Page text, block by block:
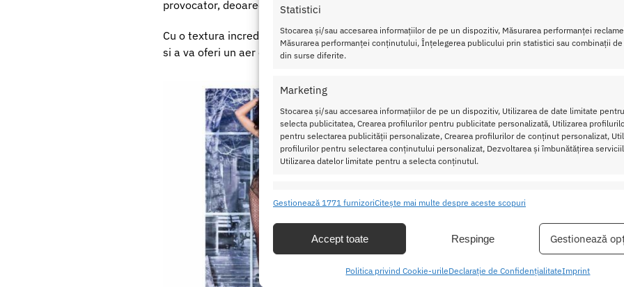
Statistici
Stocarea și/sau accesarea informațiilor de pe un dispozitiv, Măsurarea performanței
Măsurarea performanței conținutului, Înțelegerea publicului prin statistici sau combinații de
din surse diferite.
Marketing
Stocarea și/sau accesarea informațiilor de pe un dispozitiv, Utilizarea de date limitate
selecta publicitatea, Crearea profilurilor pentru publicitate personalizată, Utilizarea
pentru selectarea publicității personalizate, Crearea profilurilor de conținut personalizat,
profilurilor pentru selectarea conținutului personalizat, Dezvoltarea și îmbunătățirea
Utilizarea datelor limitate pentru a selecta conținutul.
dispozitive, Identificarea dispozitivelor pe baza informațiilor transmise automat.
baza informațiilor solicitate în mod activ.
Gestionează 1771 furnizoriCitește mai multe despre aceste scopuri
Accept toate Respinge Gestionează
Politica privind Cookie-urileDeclarație de ConfidențialitateImprint
provocator, deoarece se va mula perfect pe corpul tau ca o a doua piele.
Cu o textura incredibil de moale, combina detaliile din plasa si dantela pentru a va
si a va oferi un aer de erotism si senzualitate.
Caracteristici Catsuit
Material: 90% nailon si 10% elastan
Marime: S/M
Broderie eleganta
Detalii din plasa si dantela
Lenjeria sexy nu se usuca prin
bataia soarelui.